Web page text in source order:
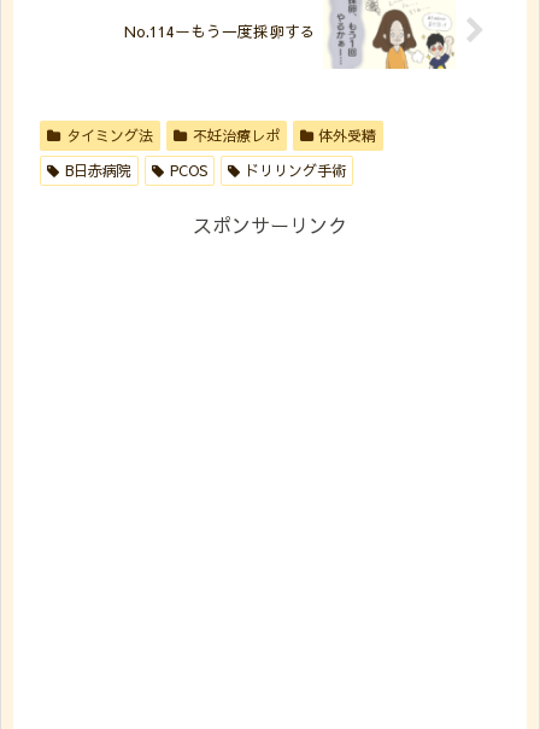
No.114ーもう一度採卵する
タイミング法 不妊治療レポ
体外受精
B日赤病院
PCOS ドリリング手術
スポンサーリンク